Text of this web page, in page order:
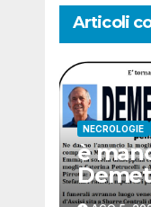
Articoli
NECROLOGIE
è